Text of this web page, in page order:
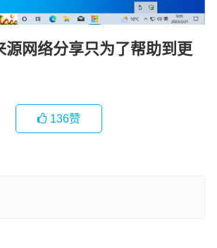
源网络分享只为了帮助到更
136赞